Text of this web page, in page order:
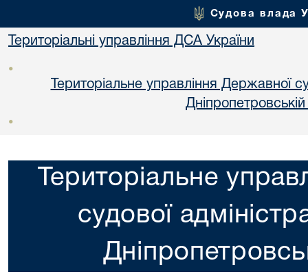
Судова влада
Територіальні управління ДСА України
•
Територіальне управління Державної
•
Територіальне
судової